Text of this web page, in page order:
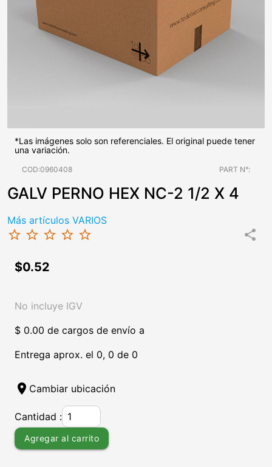
*Las imágenes solo son referenciales. El original puede tener
una variación.
COD:0960408 PART N°:
GALV PERNO HEX NC-2 1/2 X 4
Más artículos VARIOS
star_border star_border star_border star_border star_border share
$0.52
No incluye IGV
$ 0.00 de cargos de envío a
Entrega aprox. el 0, 0 de 0
location_on Cambiar ubicación
Cantidad :
Agregar al carrito